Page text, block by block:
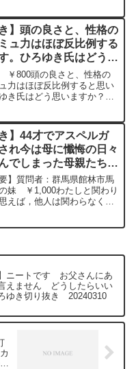
かな、とかも思ったのです
さんはあれを...
】頭の良さと、性格の
ュ力はほぼ反比例する
。ひろゆき氏はどう思
ー ひろゆき切り抜
￥800頭の良さと、性格の
力はほぼ反比例すると思い
き氏はどう思いますか？元
ら。2024/01/11
watch?
ひろゆきさんの動
れた質問について、一問一
みました。過去にこんな質
？と気になったことがあれ
hiroyuki-ziten.com/できる
しくお願いします。
】44才でアスペルガ
れ今は母に懺悔の日々
でしまった母親たちに
イスお願いします。
き切り抜き
要】質問者：群馬県館林市馬
妹 ￥1,000わたしと関わり
えば，他人は関わらなくて
】ニートです お父さんにあ
えません どうしたらいい
ゆき切り抜き 20240310